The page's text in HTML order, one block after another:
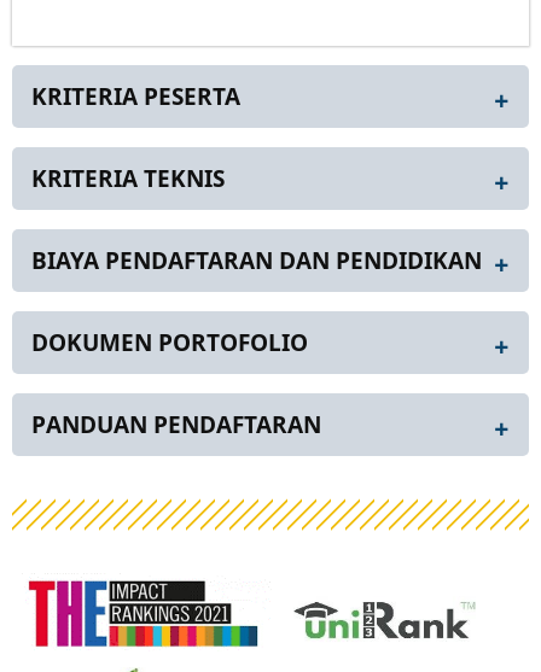
KRITERIA PESERTA
KRITERIA TEKNIS
BIAYA PENDAFTARAN DAN PENDIDIKAN
DOKUMEN PORTOFOLIO
PANDUAN PENDAFTARAN